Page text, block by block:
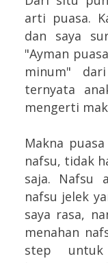
arti puasa.
dan saya
"Ayman
minum"
ternyata
mengerti
Makna
nafsu, tidak
saja. Nafsu
nafsu jelek
saya rasa,
menahan
step